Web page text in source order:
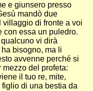
e giunsero presso
mandò due
di fronte a voi
con essa un puledro.
vi dirà
bisogno, ma li
avvenne perché si
del profeta:
il tuo re, mite,
figlio di una bestia da